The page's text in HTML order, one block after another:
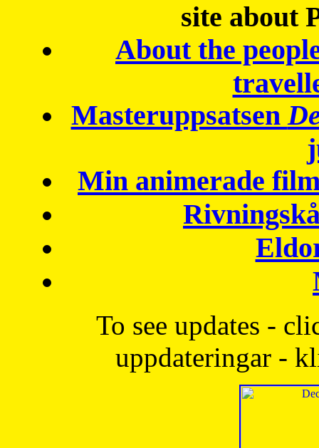
site about
About the
Masteruppsatsen
Min animerade
To see updates -
uppdateringar -